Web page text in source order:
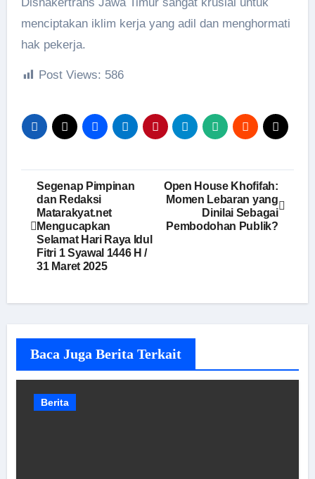
menciptakan iklim kerja yang adil dan menghormati
hak pekerja.
Post Views: 586
Navigasi
pos
Segenap Pimpinan
dan Redaksi
Matarakyat.net
Mengucapkan
Selamat Hari Raya Idul
Fitri 1 Syawal 1446 H /
31 Maret 2025
Open House Khofifah:
Momen Lebaran yang
Dinilai Sebagai
Pembodohan Publik?
Baca Juga Berita Terkait
Berita